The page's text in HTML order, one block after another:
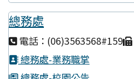
總務處
電話：(06)3563568#159
總務處-業務職掌